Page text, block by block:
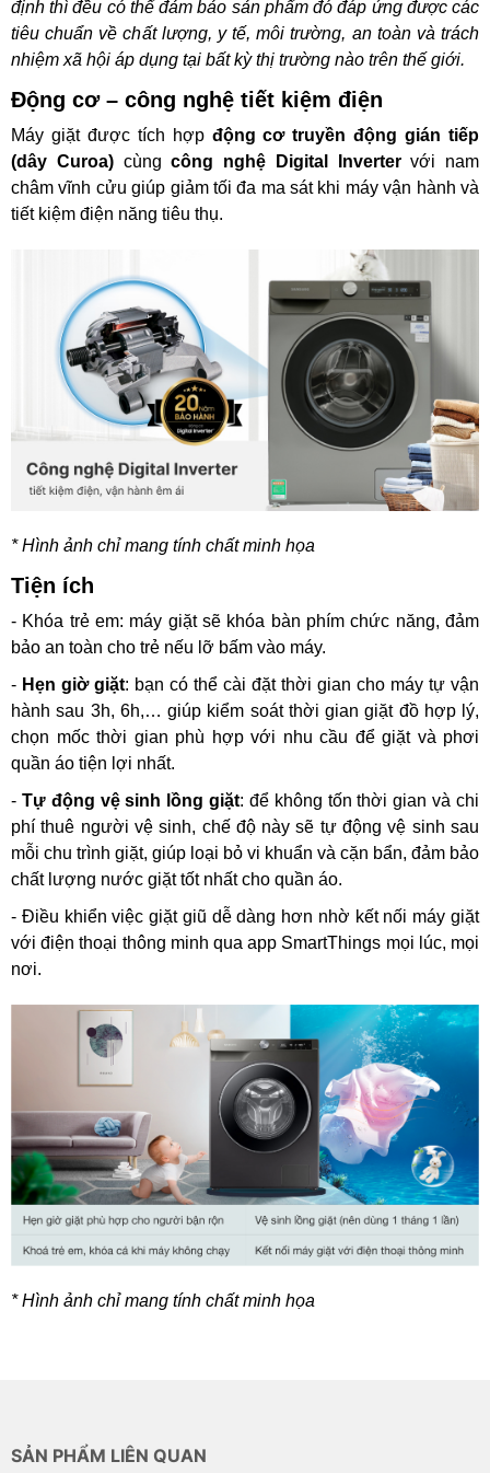
định thì đều có thể đảm bảo sản phẩm đó đáp ứng được các
tiêu chuẩn về chất lượng, y tế, môi trường, an toàn và trách
nhiệm xã hội áp dụng tại bất kỳ thị trường nào trên thế giới.
Động cơ – công nghệ tiết kiệm điện
Máy giặt được tích hợp động cơ truyền động gián tiếp
(dây Curoa)cùngcông nghệ Digital Invertervới nam
châm vĩnh cửu giúp giảm tối đa ma sát khi máy vận hành và
tiết kiệm điện năng tiêu thụ.
* Hình ảnh chỉ mang tính chất minh họa
Tiện ích
- Khóa trẻ em: máy giặt sẽ khóa bàn phím chức năng, đảm
bảo an toàn cho trẻ nếu lỡ bấm vào máy.
- Hẹn giờ giặt: bạn có thể cài đặt thời gian cho máy tự vận
hành sau 3h, 6h,… giúp kiểm soát thời gian giặt đồ hợp lý,
chọn mốc thời gian phù hợp với nhu cầu để giặt và phơi
quần áo tiện lợi nhất.
- Tự động vệ sinh lồng giặt: để không tốn thời gian và chi
phí thuê người vệ sinh, chế độ này sẽ tự động vệ sinh sau
mỗi chu trình giặt, giúp loại bỏ vi khuẩn và cặn bẩn, đảm bảo
chất lượng nước giặt tốt nhất cho quần áo.
- Điều khiển việc giặt giũ dễ dàng hơn nhờ kết nối máy giặt
với điện thoại thông minh qua app SmartThings mọi lúc, mọi
nơi.
* Hình ảnh chỉ mang tính chất minh họa
SẢN PHẨM LIÊN QUAN